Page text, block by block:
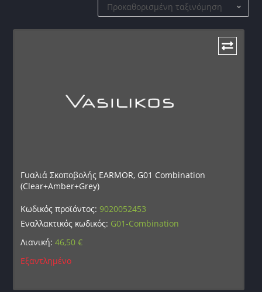
Προκαθορισμένη ταξινόμηση
Γυαλιά Σκοποβολής EARMOR, G01 Combination
(Clear+Amber+Grey)
Κωδικός προϊόντος:9020052453
Εναλλακτικός κωδικός: G01-Combination
Λιανική:46,50€
Εξαντλημένο